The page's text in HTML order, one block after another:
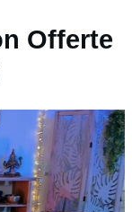
Offerte